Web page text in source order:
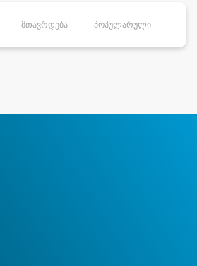
მთავრდება პოპულარული